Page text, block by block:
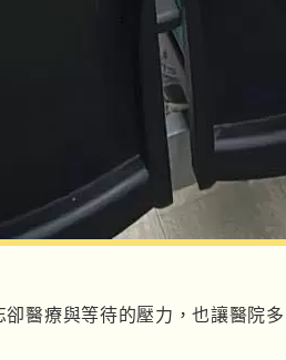
醫療與等待的壓力，也讓醫院